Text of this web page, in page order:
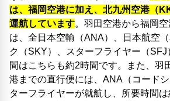
は、福岡空港に加え、北九州空港（
運航しています。羽田空港から福岡
は、全日本空輸（ANA）、日本航空
ク（SKY）、スターフライヤー（
間はこちらも約2時間です。また、羽
港までの直行便には、ANA（コード
ターフライヤーが就航し、所要時間